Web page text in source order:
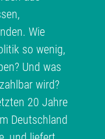
Wie
so wenig,
Und was
wird?
20 Jahre
Deutschland